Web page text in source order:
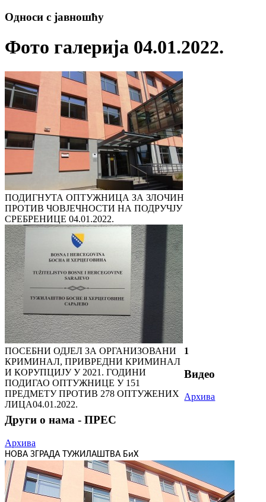
Односи с јавношћу
Фото галерија 04.01.2022.
ПОДИГНУТА ОПТУЖНИЦА ЗА ЗЛОЧИН
ПРОТИВ ЧОВЈЕЧНОСТИ НА ПОДРУЧЈУ
СРЕБРЕНИЦЕ 04.01.2022.
ПОСЕБНИ ОДЈЕЛ ЗА ОРГАНИЗОВАНИ
КРИМИНАЛ, ПРИВРЕДНИ КРИМИНАЛ
И КОРУПЦИЈУ У 2021. ГОДИНИ
ПОДИГАО ОПТУЖНИЦЕ У 151
ПРЕДМЕТУ ПРОТИВ 278 ОПТУЖЕНИХ
ЛИЦА04.01.2022.
1
Видео
Архива
Други о нама - ПРЕС
Архива
НОВА ЗГРАДА ТУЖИЛАШТВА БиХ